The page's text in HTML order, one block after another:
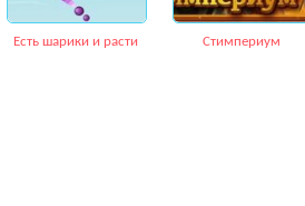
Есть шарики и расти Стимпериум